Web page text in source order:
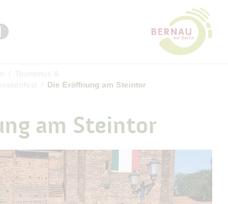
Die Eröffnung am Steintor
am Steintor